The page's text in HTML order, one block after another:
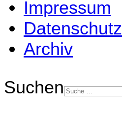
Impressum
Datenschutz
Archiv
Suchen